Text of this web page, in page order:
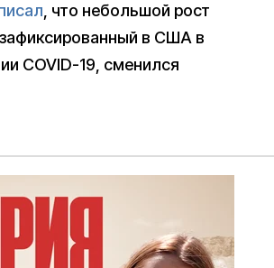
, что небольшой рост
в США в
COVID-19, сменился